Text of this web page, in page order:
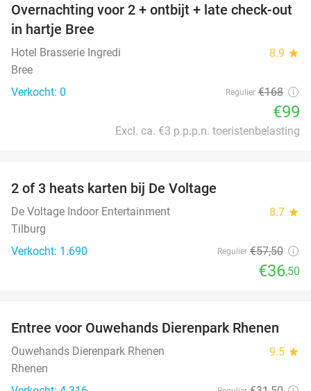
41%
TODAY
Overnachting voor 2 + ontbijt + late check-out
in hartje Bree
Hotel Brasserie Ingredi 8.9 star
Bree
Verkocht: 0
Regulier €168
€99
Excl. ca. €3 p.p.p.n. toeristenbelasting
2 of 3 heats karten bij De Voltage
De Voltage Indoor Entertainment 8.7 star
Tilburg
Verkocht: 1.690
Regulier €57,50
€36,50
19%
Entree voor Ouwehands Dierenpark Rhenen
Ouwehands Dierenpark Rhenen 9.5 star
Rhenen